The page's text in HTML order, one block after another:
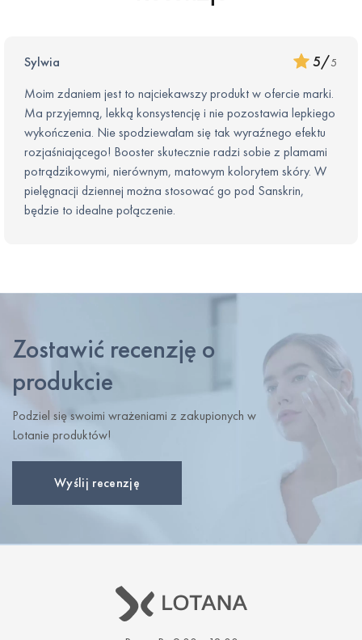
Sylwia 5/5
Moim zdaniem jest to najciekawszy produkt w ofercie marki.
Ma przyjemną, lekką konsystencję i nie pozostawia lepkiego
wykończenia. Nie spodziewałam się tak wyraźnego efektu
rozjaśniającego! Booster skutecznie radzi sobie z plamami
potrądzikowymi, nierównym, matowym kolorytem skóry. W
pielęgnacji dziennej można stosować go pod Sanskrin,
będzie to idealne połączenie.
Zostawić recenzję o
produkcie
Podziel się swoimi wrażeniami z zakupionych w
Lotanie produktów!
Wyślij recenzję